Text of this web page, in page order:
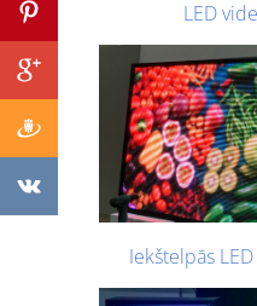
LED
Iekštelpās